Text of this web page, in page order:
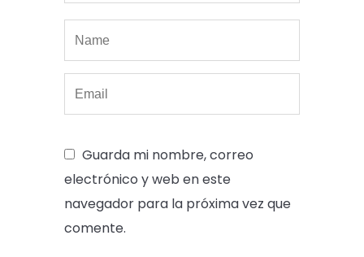
Guarda mi nombre, correo
electrónico y web en este
navegador para la próxima vez que
comente.